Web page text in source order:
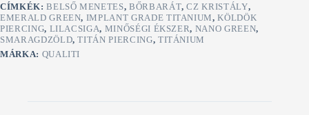
CÍMKÉK:BELSŐ MENETES, BŐRBARÁT,CZ KRISTÁLY,
EMERALD GREEN, IMPLANT GRADE TITANIUM,KÖLDÖK
PIERCING, LILACSIGA, MINŐSÉGI ÉKSZER, NANO GREEN,
SMARAGDZÖLD,TITÁN PIERCING, TITÁNIUM
MÁRKA: QUALITI